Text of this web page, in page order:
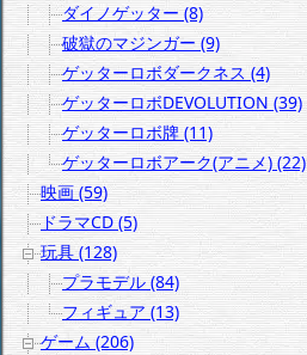
ダイノゲッター (8)
破獄のマジンガー (9)
ゲッターロボダークネス (4)
ゲッターロボDEVOLUTION (39)
ゲッターロボ牌 (11)
ゲッターロボアーク(アニメ) (22)
映画 (59)
ドラマCD (5)
玩具 (128)
プラモデル (84)
フィギュア (13)
ゲーム (206)